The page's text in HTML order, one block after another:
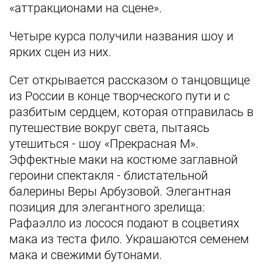
«аттракционами на сцене».
Четыре курса получили названия шоу и
ярких сцен из них.
Сет открывается рассказом о танцовщице
из России в конце творческого пути и с
разбитым сердцем, которая отправилась в
путешествие вокруг света, пытаясь
утешиться - шоу «Прекрасная М».
Эффектные маки на костюме заглавной
героини спектакля - блистательной
балерины Веры Арбузовой. Элегантная
позиция для элегантного зрелища:
Рафаэлло из лосося подают в соцветиях
мака из теста фило. Украшаются семенем
мака и свежими бутонами.